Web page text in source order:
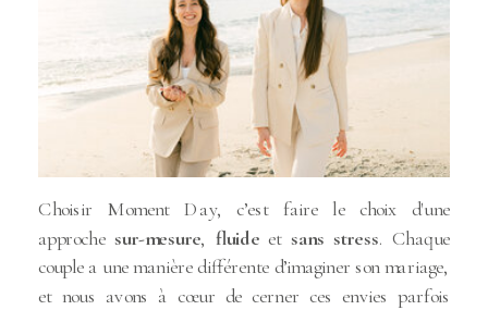
Choisir Moment Day, c’est faire le choix d'une
approche sur-mesure, fluide et sans stress. Chaque
couple a une manière différente d’imaginer son mariage,
et nous avons à cœur de cerner ces envies parfois